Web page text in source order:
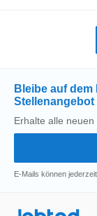
Bleibe auf
Stellenangebot
Erhalte alle
E-Mails können